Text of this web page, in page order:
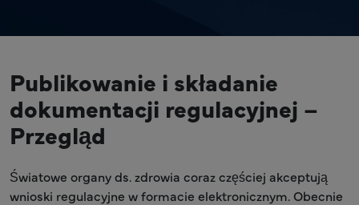
Publikowanie i składanie
dokumentacji regulacyjnej –
Przegląd
Światowe organy ds. zdrowia coraz częściej akceptują
wnioski regulacyjne w formacie elektronicznym. Obecnie